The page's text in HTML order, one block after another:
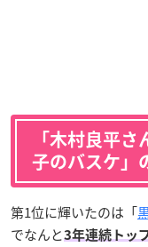
「木村良平
子のバスケ」
第1位に輝いたのは「
でなんと 3年連続トッ